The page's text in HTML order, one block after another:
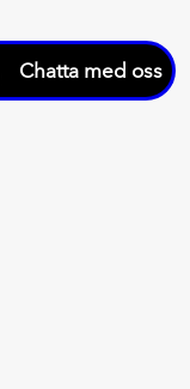
Chatta med oss